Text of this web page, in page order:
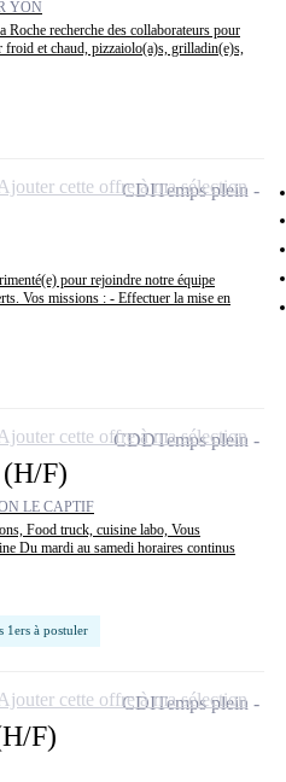
YON
recherche des collaborateurs pour
froid et chaud, pizzaiolo(a)s, grilladin(e)s,
pour rejoindre notre équipe
Vos missions : - Effectuer la mise en
CDITemps plein
cette offre à ma sélection
F)
LE CAPTIF
Food truck, cuisine labo, Vous
Du mardi au samedi horaires continus
1ers à postuler
CDDTemps plein
Ajouter cette offre à ma sélection
F)
CDITemps plein
Ajouter cette offre à ma sélection